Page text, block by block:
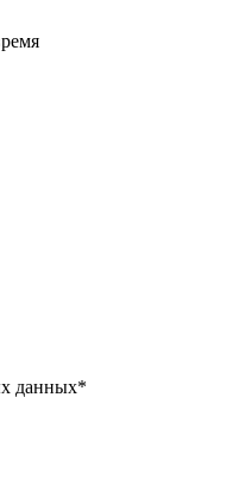
данных*